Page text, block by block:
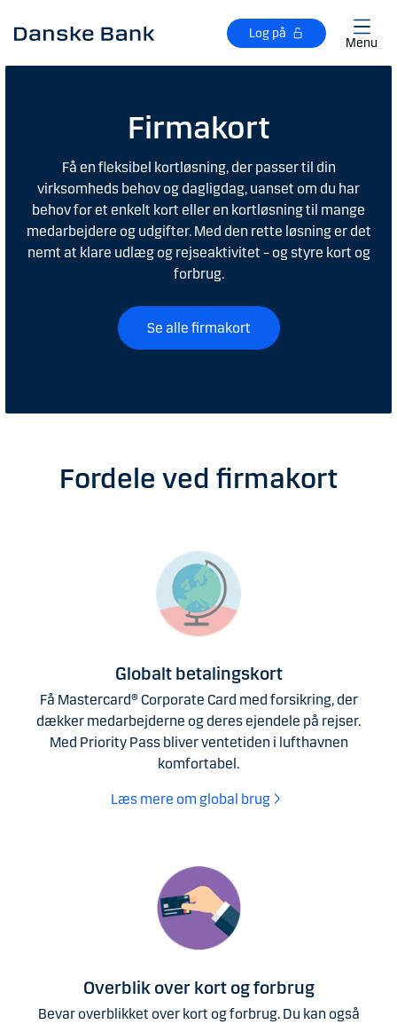
Log på
Menu
Firmakort
Få en fleksibel kortløsning, der passer til din
virksomheds behov og dagligdag, uanset om du har
behov for et enkelt kort eller en kortløsning til mange
medarbejdere og udgifter. Med den rette løsning er det
nemt at klare udlæg og rejseaktivitet – og styre kort og
forbrug.
Se alle firmakort
Fordele ved firmakort
Globalt betalingskort
Få Mastercard® Corporate Card med forsikring, der
dækker medarbejderne og deres ejendele på rejser.
Med Priority Pass bliver ventetiden i lufthavnen
komfortabel.
Læs mere om global brug
Overblik over kort og forbrug
Bevar overblikket over kort og forbrug. Du kan også